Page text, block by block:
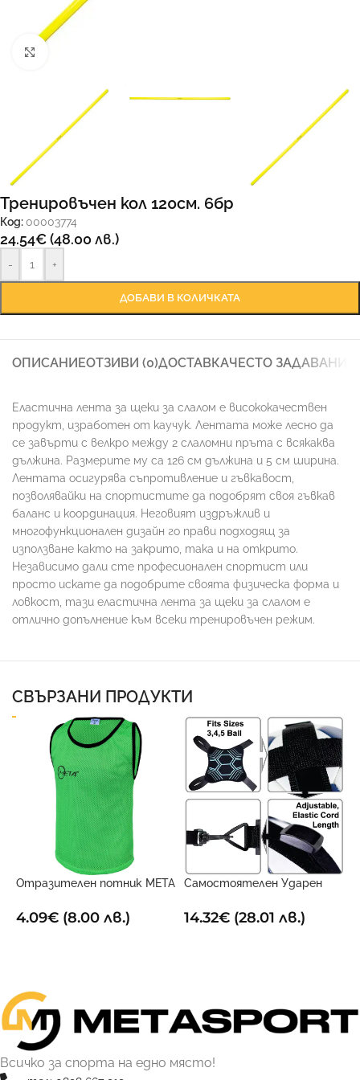
Тренировъчен кол 120см. 6бр
Код: 00003774
24.54€(48.00 лв.)
- +
ДОБАВИ В КОЛИЧКАТА
ОПИСАНИЕОТЗИВИ (0)ДОСТАВКАЧЕСТО ЗАДАВАНИ
Еластична лента за щеки за слалом е висококачествен
продукт, изработен от каучук. Лентата може лесно да
се завърти с велкро между 2 слаломни пръта с всякаква
дължина. Размерите му са 126 см дължина и 5 см ширина.
Лентата осигурява съпротивление и гъвкавост,
позволявайки на спортистите да подобрят своя гъвкав
баланс и координация. Неговият издръжлив и
многофункционален дизайн го прави подходящ за
използване както на закрито, така и на открито.
Независимо дали сте професионален спортист или
просто искате да подобрите своята физическа форма и
ловкост, тази еластична лента за щеки за слалом е
отлично допълнение към всеки тренировъчен режим.
СВЪРЗАНИ ПРОДУКТИ
Отразителен потник META
4.09€ (8.00 лв.)
Самостоятелен Ударен
14.32€(28.01 лв.)
Всичко за спорта на едно място!